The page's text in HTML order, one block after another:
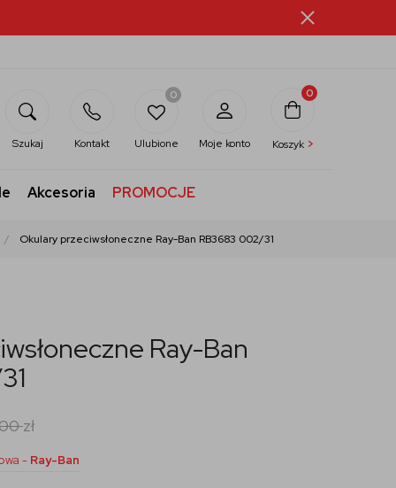
Szukaj Kontakt
0
Ulubione Moje konto
0
Koszyk >
Akcesoria PROMOCJE
Okulary przeciwsłoneczne Ray-Ban RB3683 002/31
Ray-Ban
zł
- Ray-Ban